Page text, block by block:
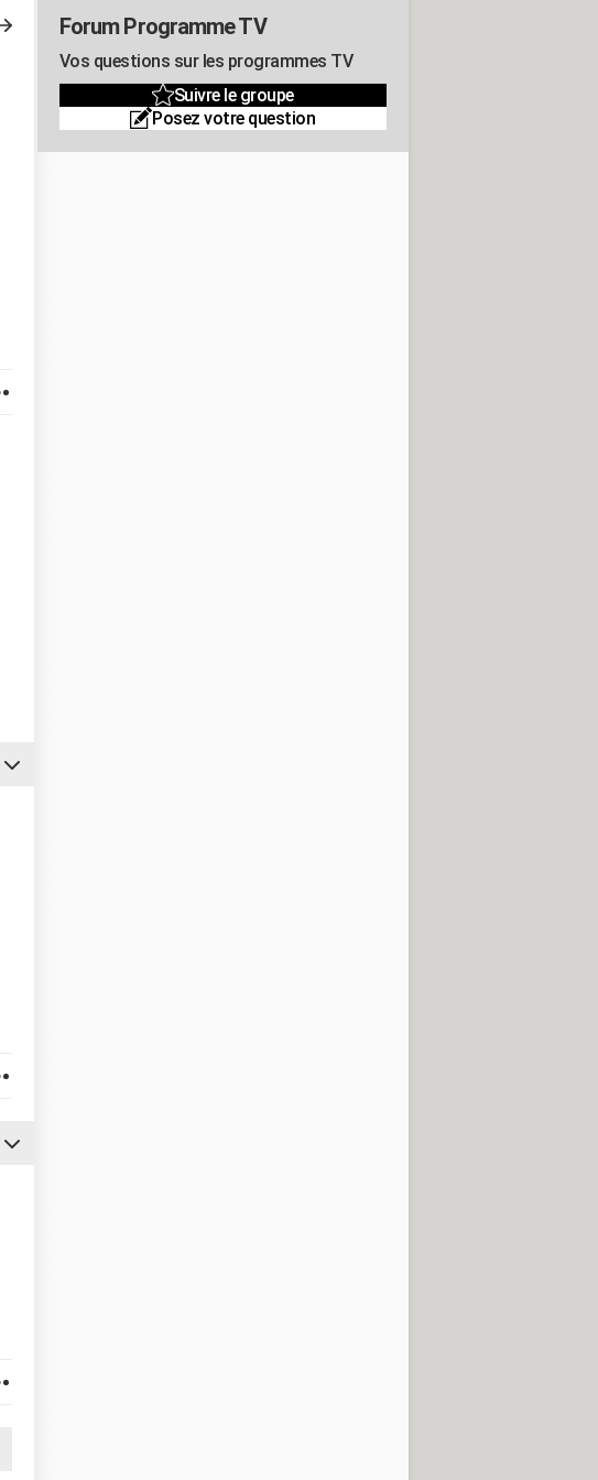
Forum Programme TV
Vos questions sur les programmes TV
Suivre le groupe
Posez votre question